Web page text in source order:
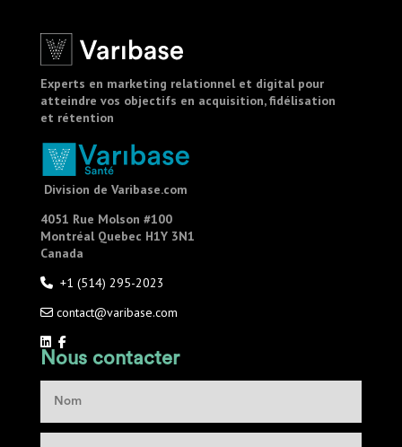
Experts en marketing relationnel et digital pour
atteindre vos objectifs en acquisition, fidélisation
et rétention
Division de Varibase.com
4051 Rue Molson #100
Montréal Quebec H1Y 3N1
Canada
+1 (514) 295-2023
contact@varibase.com
Nous contacter